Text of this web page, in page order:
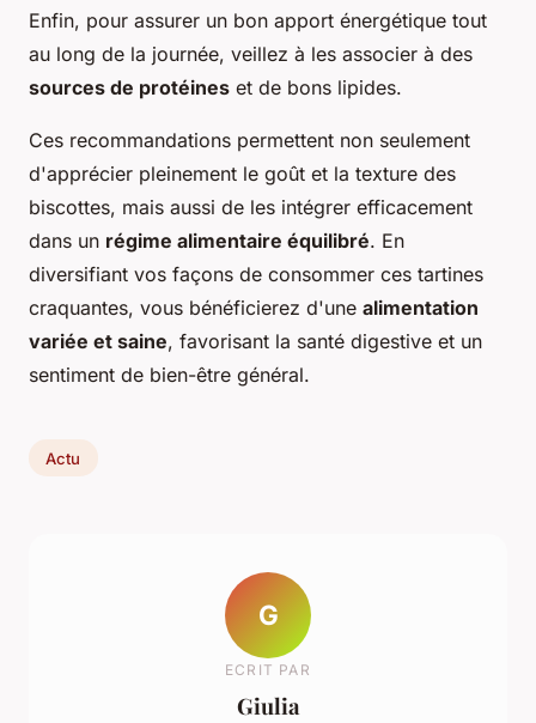
Enfin, pour assurer un bon apport énergétique tout
au long de la journée, veillez à les associer à des
sources de protéines et de bons lipides.
Ces recommandations permettent non seulement
d'apprécier pleinement le goût et la texture des
biscottes, mais aussi de les intégrer efficacement
dans un régime alimentaire équilibré. En
diversifiant vos façons de consommer ces tartines
craquantes, vous bénéficierez d'une alimentation
variée et saine, favorisant la santé digestive et un
sentiment de bien-être général.
Actu
G
ECRIT PAR
Giulia